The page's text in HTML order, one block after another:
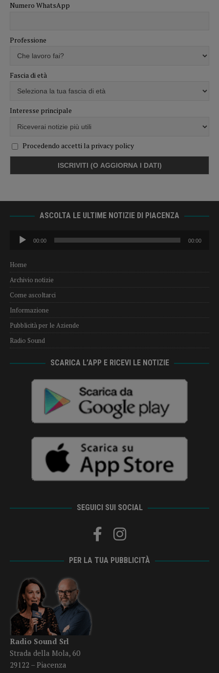
Numero WhatsApp
Professione
Fascia di età
Interesse principale
Procedendo accetti la privacy policy
ASCOLTA LE ULTIME NOTIZIE DI PIACENZA
Audio
Player
00:00 00:00
Home
Archivio notizie
Come ascoltarci
Informazione
Pubblicità per le Aziende
Radio Sound
SCARICA L’APP E RICEVI LE NOTIZIE
SEGUICI SUI SOCIAL
PER LA TUA PUBBLICITÀ
Radio Sound Srl
Strada della Mola, 60
29122 – Piacenza